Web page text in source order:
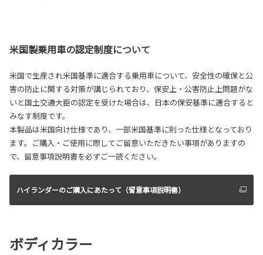
米国製乗用車の認定制度について
米国で生産され米国基準に適合する乗用車について、安全性の確保と公
害の防止に関する対策が講じられており、保安上・公害防止上問題がな
いと国土交通大臣の認定を受けた場合は、日本の保安基準に適合すると
みなす制度です。
本製品は米国向け仕様であり、一部米国基準に則った仕様となっており
ます。ご購入・ご使用に際してご留意いただきたい事項がありますの
で、留意事項説明書を必ずご一読ください。
ハイランダーのご購入にあたって（留意事項説明書）
ボディカラー